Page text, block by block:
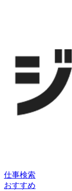
仕事検索
おすすめ